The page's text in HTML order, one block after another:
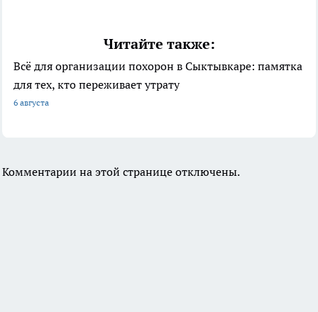
Читайте также:
Всё для организации похорон в Сыктывкаре: памятка
для тех, кто переживает утрату
6 августа
Комментарии на этой странице отключены.